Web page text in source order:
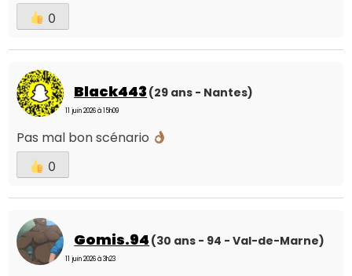
0
Black443 (29 ans - Nantes)
11 juin 2026 à 15h09
Pas mal bon scénario
0
Gomis.94 (30 ans - 94 - Val-de-Marne)
11 juin 2026 à 3h23